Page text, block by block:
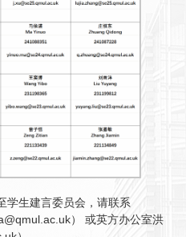
学生建言委员会，请联系
） 或英方办公室洪